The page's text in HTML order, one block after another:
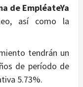
de EmpléateYa
así como la
tendrán un
de período de
5.73%.